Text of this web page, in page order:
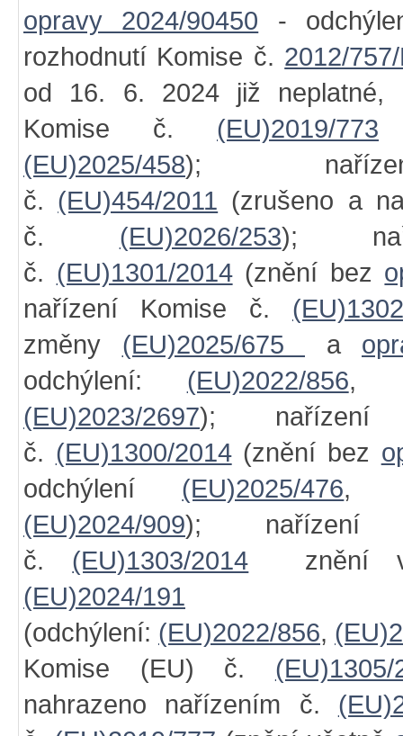
opravy 2024/90450 -
rozhodnutí Komise č. 2012/
od 16. 6. 2024 již neplatné,
Komise č. (EU)2019/773
(EU)2025/458);
č. (EU)454/2011 (zrušeno a
č. (EU)2026/253);
č. (EU)1301/2014(znění bez
nařízení Komise č.
změny (EU)2025/675 a
odchýlení: (EU)2022/856
(EU)2023/2697); nařízení
č. (EU)1300/2014(znění bez
odchýlení (EU)2025/476
(EU)2024/909); nařízení
č. (EU)1303/2014 znění
(EU)2024/191
(odchýlení: (EU)2022/856,
Komise (EU) č. (EU)1305/
nahrazeno nařízením č.